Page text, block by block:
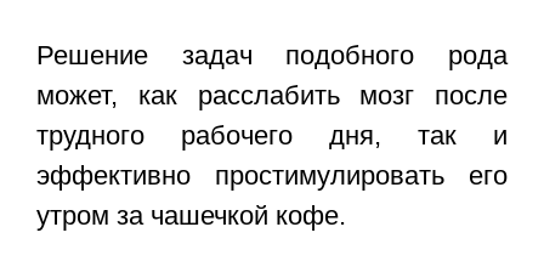
Решение задач подобного рода
может, как расслабить мозг после
трудного рабочего дня, так и
эффективно простимулировать его
утром за чашечкой кофе.